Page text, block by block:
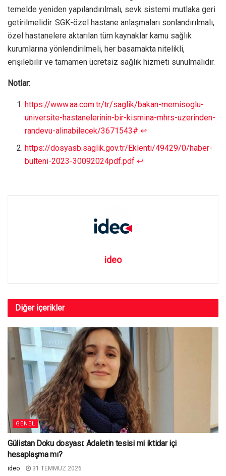
temelde yeniden yapılandırılmalı, sevk sistemi mutlaka geri
getirilmelidir. SGK-özel hastane anlaşmaları sonlandırılmalı,
özel hastanelere aktarılan tüm kaynaklar kamu sağlık
kurumlarına yönlendirilmeli, her basamakta nitelikli,
erişilebilir ve tamamen ücretsiz sağlık hizmeti sunulmalıdır.
Notlar:
https://www.aa.com.tr/tr/saglik/bakan-memisoglu-
universite-hastanelerinin-bir-kismina-mhrs-uzerinden-
randevu-alinabilecek/3671543# ↩︎
https://dosyasb.saglik.gov.tr/Eklenti/49429/0/haber-
bulteni-2023-30092024pdf.pdf ↩︎
ideo
Diğer içerikler
GENEL
Gülistan Doku dosyası: Adaletin tesisi mi iktidar içi
hesaplaşma mı?
ideo 31 TEMMUZ 2026